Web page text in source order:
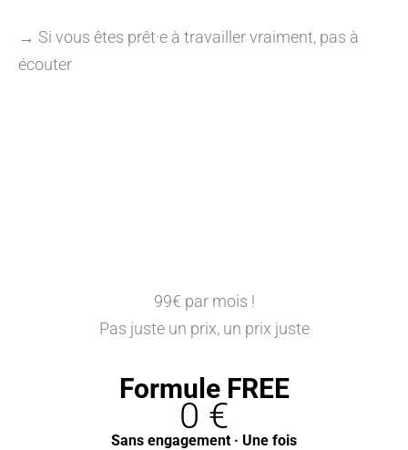
→ Si vous êtes prêt·e à travailler vraiment, pas à
écouter
99€ par mois !
Pas juste un prix, un prix juste
Formule FREE
0 €
Sans engagement · Une fois